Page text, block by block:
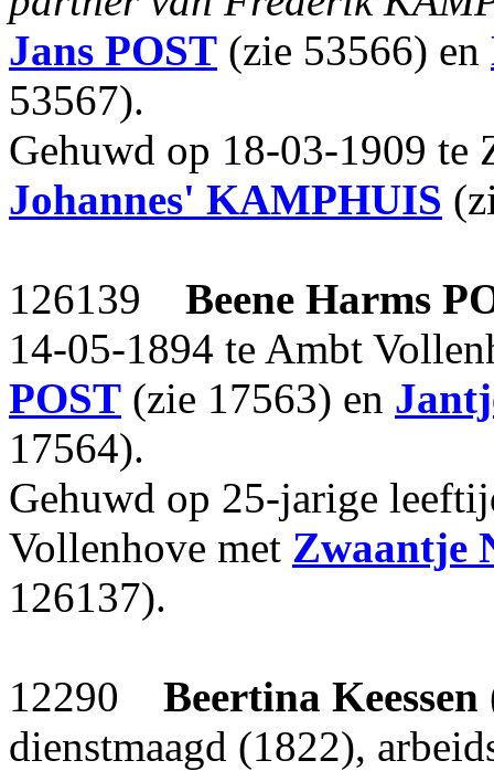
Jans POST (zie 53566) en
53567).
Gehuwd op 18-03-1909
Johannes' KAMPHUIS
126139 Beene Harms
14-05-1894 te Ambt
POST (zie 17563) en
17564).
Gehuwd op 25-jarige
Vollenhove met Zwaantje
126137).
12290 Beertina Keessen
dienstmaagd (1822),